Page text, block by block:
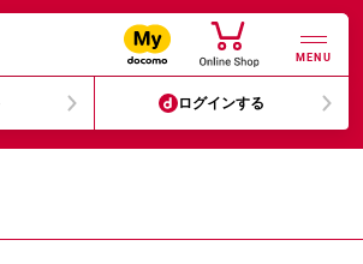
MENU
ログインする